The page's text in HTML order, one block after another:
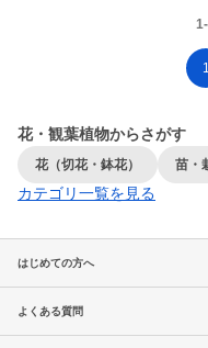
1
花・観葉植物からさがす
花（切花・鉢花） 苗・
カテゴリ一覧を見る
はじめての方へ
よくある質問